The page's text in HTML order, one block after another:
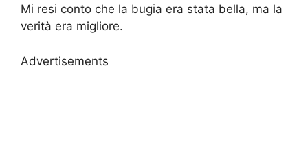
Mi resi conto che la bugia era stata bella, ma la
verità era migliore.
Advertisements